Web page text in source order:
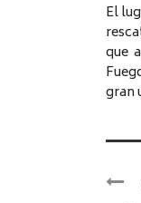
El
que
gran